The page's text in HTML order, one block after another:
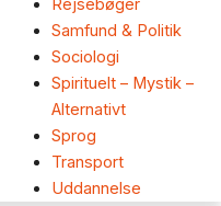
Rejsebøger
Samfund & Politik
Sociologi
Spirituelt – Mystik –
Alternativt
Sprog
Transport
Uddannelse